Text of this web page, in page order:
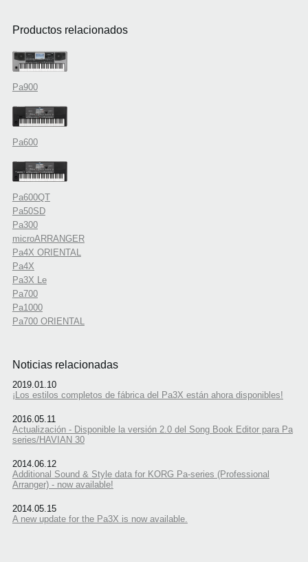
Productos relacionados
Pa900
Pa600
Pa600QT
Pa50SD
Pa300
microARRANGER
Pa4X ORIENTAL
Pa4X
Pa3X Le
Pa700
Pa1000
Pa700 ORIENTAL
Noticias relacionadas
2019.01.10
¡Los estilos completos de fábrica del Pa3X están ahora disponibles!
2016.05.11
Actualización - Disponible la versión 2.0 del Song Book Editor para Pa
series/HAVIAN 30
2014.06.12
Additional Sound & Style data for KORG Pa-series (Professional
Arranger) - now available!
2014.05.15
A new update for the Pa3X is now available.